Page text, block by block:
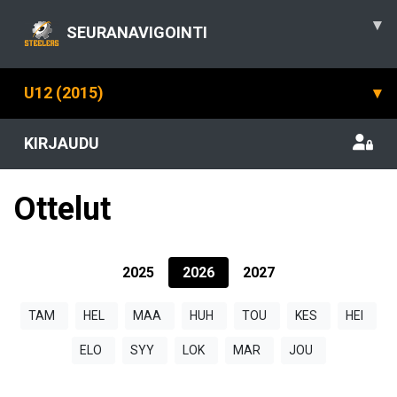
SEURANAVIGOINTI ▾
U12 (2015) ▾
KIRJAUDU
Ottelut
2025 2026 2027
TAM HEL MAA HUH TOU KES HEI
ELO SYY LOK MAR JOU